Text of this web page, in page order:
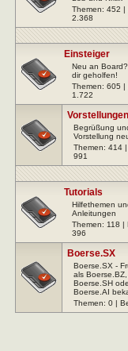
Themen: 452 |
2.368
Einsteiger
Neu an
dir geholfen!
Themen: 605 |
1.722
Vorstellungen
Begrüßung
Vorstellung
Themen: 414
991
Tutorials
Hilfethemen
Anleitungen
Themen: 118 |
396
Boerse.SX
Boerse.SX -
als Boerse.BZ,
Boerse.SH
Boerse.AI
Themen: 0 |